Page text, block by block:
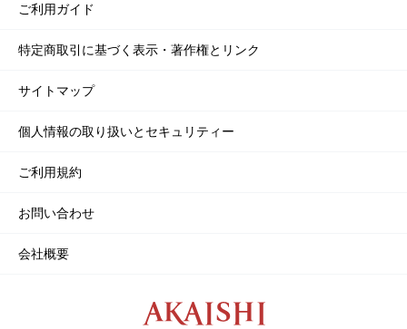
ご利用ガイド
特定商取引に基づく表示・著作権とリンク
サイトマップ
個人情報の取り扱いとセキュリティー
ご利用規約
お問い合わせ
会社概要